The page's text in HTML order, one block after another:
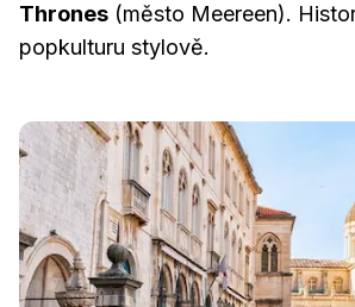
Thrones (město Meereen).
popkulturu stylově.